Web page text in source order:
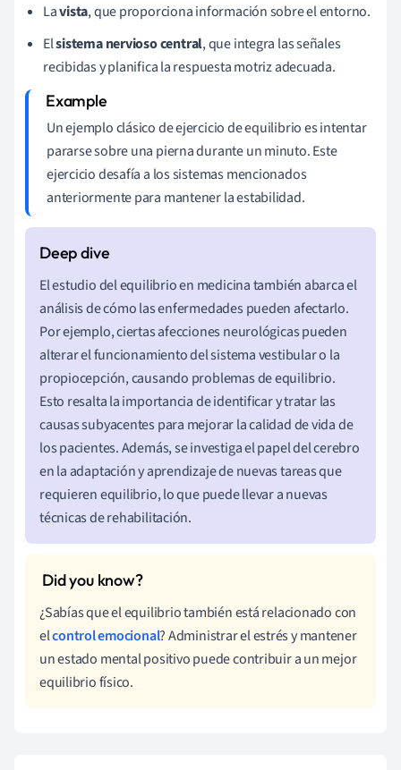
Lavista, que proporciona información sobre el entorno.
Elsistema nervioso central, que integra las señales
recibidas y planifica la respuesta motriz adecuada.
Un ejemplo clásico de ejercicio de equilibrio es intentar
pararse sobre una pierna durante un minuto. Este
ejercicio desafía a los sistemas mencionados
anteriormente para mantener la estabilidad.
El estudio del equilibrio en medicina también abarca el
análisis de cómo las enfermedades pueden afectarlo.
Por ejemplo, ciertas afecciones neurológicas pueden
alterar el funcionamiento del sistema vestibular o la
propiocepción, causando problemas de equilibrio.
Esto resalta la importancia de identificar y tratar las
causas subyacentes para mejorar la calidad de vida de
los pacientes. Además, se investiga el papel del cerebro
en la adaptación y aprendizaje de nuevas tareas que
requieren equilibrio, lo que puede llevar a nuevas
técnicas de rehabilitación.
¿Sabías que el equilibrio también está relacionado con
elcontrol emocional? Administrar el estrés y mantener
un estado mental positivo puede contribuir a un mejor
equilibrio físico.